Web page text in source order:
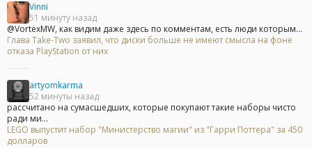
Vinni
51 минуту назад
@VortexMW, как видим даже здесь по комментам, есть люди которым...
Глава Take-Two заявил, что диски больше не имеют смысла на фоне
отказа PlayStation от них
artyomkarma
52 минуты назад
рассчитано на сумасшедших, которые покупают такие наборы чисто
ради ми...
LEGO выпустит набор "Министерство магии" из "Гарри Поттера" за 450
долларов